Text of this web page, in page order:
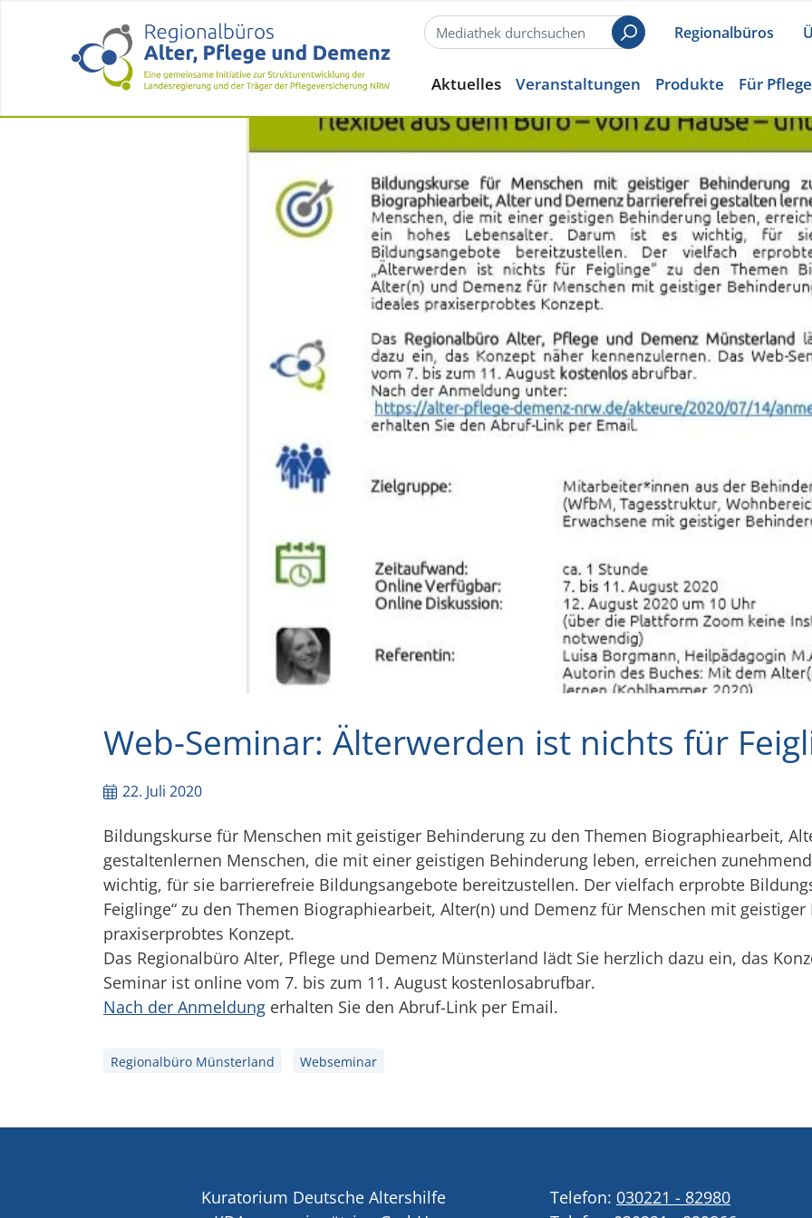
SuchenRegionalbüros
Aktuelles Veranstaltungen Produkte Für
Web-Seminar: Älterwerden ist nichts für
22. Juli 2020
Bildungskurse für Menschen mit geistiger Behinderung zu den Themen Biographiearbeit,
gestaltenlernen Menschen, die mit einer geistigen Behinderung leben, erreichen
wichtig, für sie barrierefreie Bildungsangebote bereitzustellen. Der vielfach erprobte
Feiglinge“ zu den Themen Biographiearbeit, Alter(n) und Demenz für Menschen mit
praxiserprobtes Konzept.
Das Regionalbüro Alter, Pflege und Demenz Münsterland lädt Sie herzlich dazu ein, das
Seminar ist online vom 7. bis zum 11. August kostenlosabrufbar.
Nach der Anmeldung erhalten Sie den Abruf-Link per Email.
Regionalbüro Münsterland Webseminar
Kuratorium Deutsche Altershilfe
Telefon: 030221 - 82980